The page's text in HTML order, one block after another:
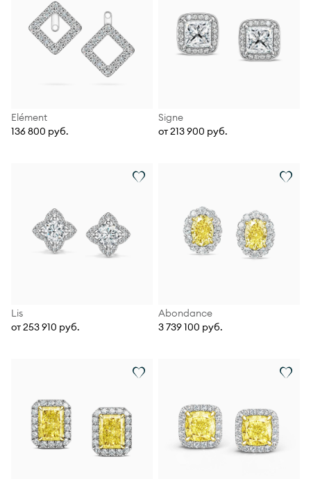
Elément
136 800 руб.
Signe
от 213 900 руб.
Lis
от 253 910 руб.
Abondance
3 739 100 руб.